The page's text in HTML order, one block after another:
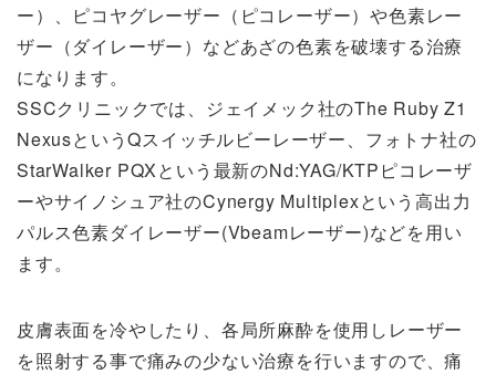
ー）、ピコヤグレーザー（ピコレーザー）や色素レー
ザー（ダイレーザー）などあざの色素を破壊する治療
になります。
SSCクリニックでは、ジェイメック社のThe Ruby Z1
NexusというQスイッチルビーレーザー、フォトナ社の
StarWalker PQXという最新のNd:YAG/KTPピコレーザ
ーやサイノシュア社のCynergy Multiplexという高出力
パルス色素ダイレーザー(Vbeamレーザー)などを用い
ます。
皮膚表面を冷やしたり、各局所麻酔を使用しレーザー
を照射する事で痛みの少ない治療を行いますので、痛